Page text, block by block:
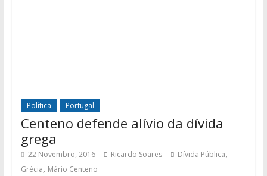
Política Portugal
Centeno defende alívio da dívida
grega
22 Novembro, 2016 Ricardo Soares Dívida Pública,
Grécia, Mário Centeno